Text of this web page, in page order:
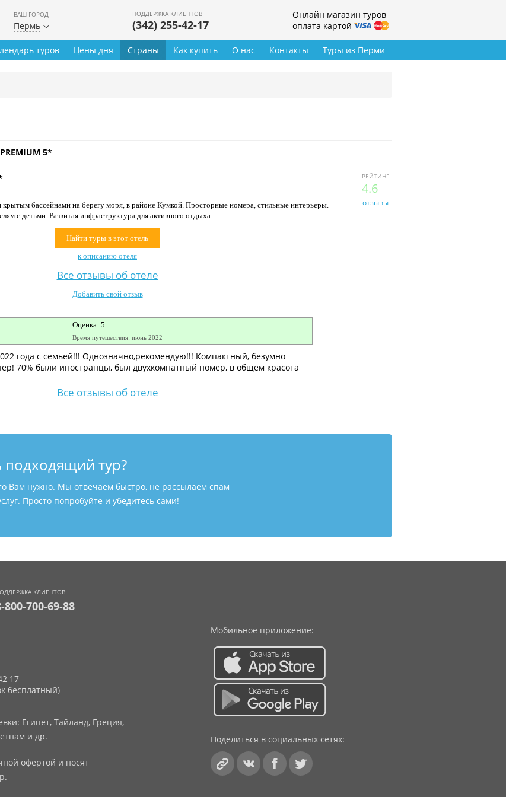
ВАШ ГОРОД
Пермь
ПОДДЕРЖКА КЛИЕНТОВ
(342) 255-42-17
Онлайн магазин туров
оплата картой
Туры из Перми
туров Цены дня Страны Как купить О нас Контакты
5*
РЕЙТИНГ
4.6
отзывы
бассейнами на берегу моря, в районе Кумкой. Просторные номера, стильные интерьеры.
с детьми. Развитая инфраструктура для активного отдыха.
Найти туры в этот отель
к описанию отеля
Все отзывы об отеле
Добавить свой отзыв
Оценка: 5
Время путешествия: июнь 2022
года с семьей!!! Однозначно,рекомендую!!! Компактный, безумно
70% были иностранцы, был двухкомнатный номер, в общем красота
Все отзывы об отеле
подходящий тур?
Вам нужно. Мы отвечаем быстро, не рассылаем спам
Просто попробуйте и убедитесь сами!
КЛИЕНТОВ
800-700-69-88
17
бесплатный)
Египет, Тайланд, Греция,
и др.
офертой и носят
Мобильное приложение:
Поделиться в социальных сетях: